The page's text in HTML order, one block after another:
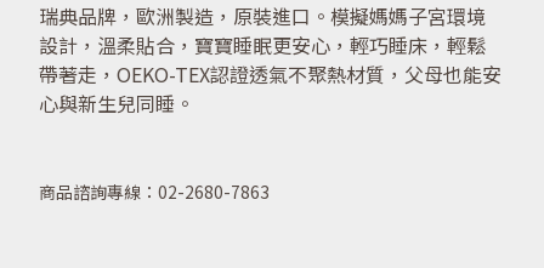
瑞典品牌，歐洲製造，原裝進口。模擬媽媽子宮環境
設計，溫柔貼合，寶寶睡眠更安心，輕巧睡床，輕鬆
帶著走，OEKO-TEX認證透氣不聚熱材質，父母也能安
心與新生兒同睡。
商品諮詢專線：02-2680-7863